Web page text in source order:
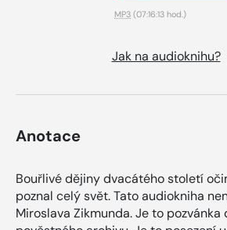
MP3 (07:16:13 hod.)
Jak na audioknihu?
Anotace
Bouřlivé dějiny dvacátého století
poznal celý svět. Tato audiokniha
Miroslava Zikmunda. Je to pozvánka